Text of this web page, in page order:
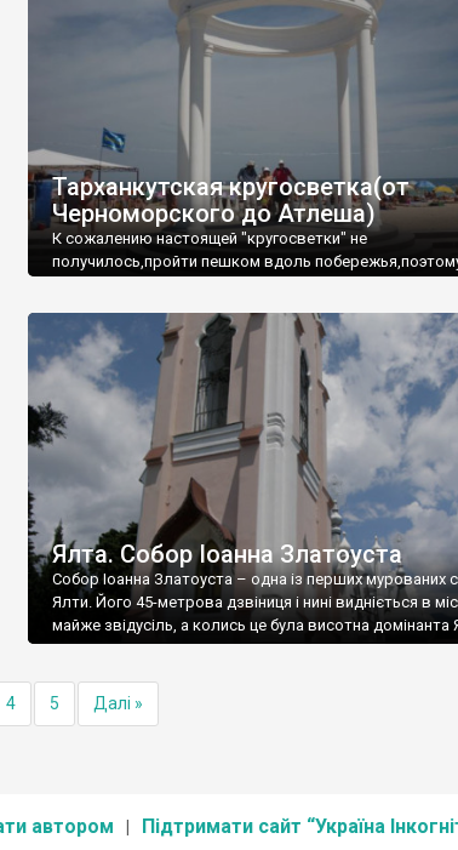
Тарханкутская кругосветка(от
Черноморского до Атлеша)
К сожалению настоящей "кругосветки" не
получилось,пройти пешком вдоль
Ялта. Собор Іоанна Златоуста
Собор Іоанна Златоуста – одна із перших мурованих
Ялти. Його 45-метрова дзвіниця і нині видніється в
майже звідусіль, а колись це була висотна домінанта
4 5 Далі »
автором Підтримати сайт “Україна